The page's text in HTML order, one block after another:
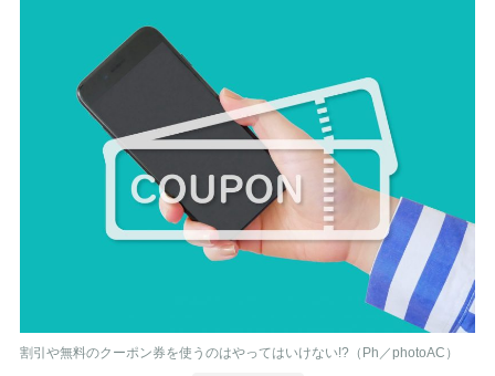
割引や無料のクーポン券を使うのはやってはいけない!?（Ph／photoAC）